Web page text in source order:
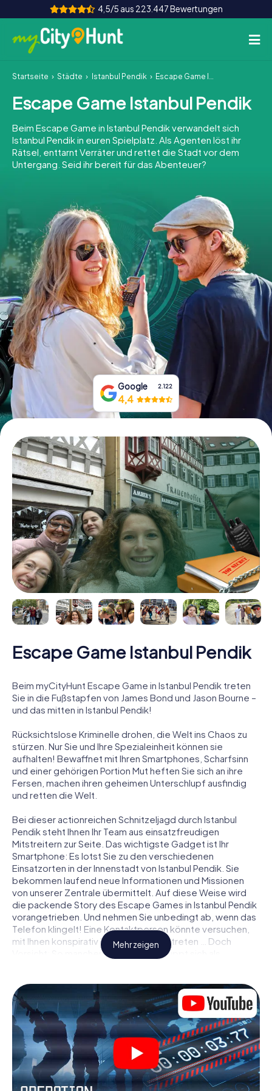
4,5/5 aus 223.447 Bewertungen
So funktioniert's
Städte
Touren
Teamevent
INT AT CH
DE
ES
FR UK
IE
IT
NL
Tickets buchen
Gutscheine bestellen
Startseite Städte Istanbul Pendik Escape Game Istanbul Pendik
Escape Game Istanbul Pendik
Beim Escape Game in Istanbul Pendik verwandelt sich
Istanbul Pendik in euren Spielplatz. Als Agenten löst ihr
Rätsel, enttarnt Verräter und rettet die Stadt vor dem
Untergang. Seid ihr bereit für das Abenteuer?
Google 2.122
4,4
Escape Game Istanbul Pendik
Beim myCityHunt Escape Game in Istanbul Pendik treten
Sie in die Fußstapfen von James Bond und Jason Bourne –
und das mitten in Istanbul Pendik!
Rücksichtslose Kriminelle drohen, die Welt ins Chaos zu
stürzen. Nur Sie und Ihre Spezialeinheit können sie
aufhalten! Bewaffnet mit Ihren Smartphones, Scharfsinn
und einer gehörigen Portion Mut heften Sie sich an ihre
Fersen, machen ihren geheimen Unterschlupf ausfindig
und retten die Welt.
Bei dieser actionreichen Schnitzeljagd durch Istanbul
Pendik steht Ihnen Ihr Team aus einsatzfreudigen
Mitstreitern zur Seite. Das wichtigste Gadget ist Ihr
Smartphone: Es lotst Sie zu den verschiedenen
Einsatzorten in der Innenstadt von Istanbul Pendik. Sie
bekommen laufend neue Informationen und Missionen
von unserer Zentrale übermittelt. Auf diese Weise wird
die packende Story des Escape Games in Istanbul Pendik
vorangetrieben. Und nehmen Sie unbedingt ab, wenn das
Telefon klingelt! Eine Kontaktperson könnte versuchen,
mit Ihnen konspirativ in Verbindung zu treten … Doch
Vorsicht: So mancher Informant entpuppt sich als
ziehen Sie die richtigen Schlüsse und vor allem: Vertrauen
Sie niemandem!
Anders als in einem klassischen Escape Room in Istanbul
Pendik sind Sie also nicht in ein Zimmer eingesperrt, aus
dem Sie sich in einem vorgegebenen Zeitfenster
befreien müssen. Diese Smartphone Schnitzeljagd erklärt
ganz Istanbul Pendik zu Ihrem persönlichen Spielfeld! Die
technische Voraussetzung für Ihr Agentenabenteuer in
Mehr zeigen